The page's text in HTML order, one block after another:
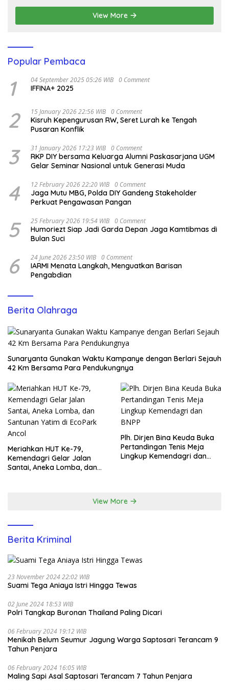
View More
Popular Pembaca
1 04 September 2025 05:26 WIB 0 Comment
IFFINA+ 2025
2 15 January 2026 22:56 WIB 0 Comment
Kisruh Kepengurusan RW, Seret Lurah ke Tengah
Pusaran Konflik
3 31 January 2026 17:23 WIB 0 Comment
RKP DIY bersama Keluarga Alumni Paskasarjana UGM
Gelar Seminar Nasional untuk Generasi Muda
4 12 February 2026 22:20 WIB 0 Comment
Jaga Mutu MBG, Polda DIY Gandeng Stakeholder
Perkuat Pengawasan Pangan
5 25 February 2026 19:54 WIB 0 Comment
Humoriezt Siap Jadi Garda Depan Jaga Kamtibmas di
Bulan Suci
6 24 June 2026 23:50 WIB 0 Comment
IARMI Menata Langkah, Menguatkan Barisan
Pengabdian
Berita Olahraga
Sunaryanta Gunakan Waktu Kampanye dengan Berlari Sejauh
42 Km Bersama Para Pendukungnya
Meriahkan HUT Ke-79,
Kemendagri Gelar Jalan
Santai, Aneka Lomba, dan
Plh. Dirjen Bina Keuda Buka
Pertandingan Tenis Meja
Lingkup Kemendagri dan
View More
Berita Kriminal
23 November 2024 22:02 WIB
Suami Tega Aniaya Istri Hingga Tewas
02 June 2024 18:53 WIB
Polri Tangkap Buronan Thailand Paling Dicari
06 February 2024 19:12 WIB
Menikah Belum Seumur Jagung Warga Saptosari Terancam 9
Tahun Penjara
06 February 2024 16:05 WIB
Maling Sapi Asal Saptosari Terancam 7 Tahun Penjara